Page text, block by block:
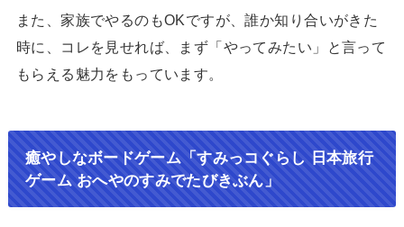
また、家族でやるのもOKですが、誰か知り合いがきた
時に、コレを見せれば、まず「やってみたい」と言って
もらえる魅力をもっています。
癒やしなボードゲーム「すみっコぐらし 日本旅行
ゲーム おへやのすみでたびきぶん」